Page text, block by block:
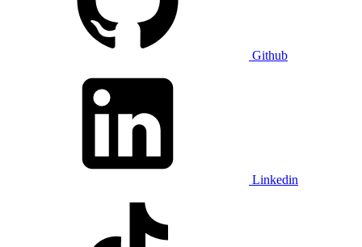
Github
Linkedin